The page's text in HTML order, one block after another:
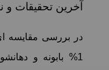
آخرین تحقیقات و
در بررسی مقایسه